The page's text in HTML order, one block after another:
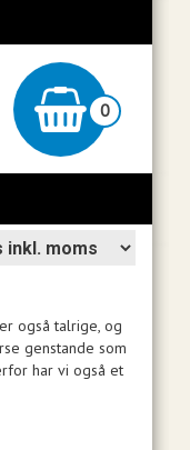
0
også talrige, og
genstande som
har vi også et